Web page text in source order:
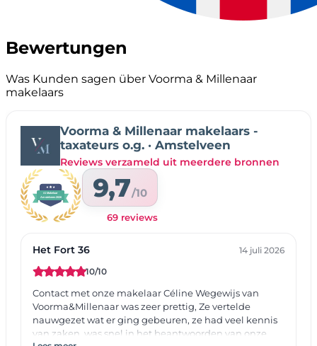
Bewertungen
Was Kunden sagen über Voorma & Millenaar
makelaars